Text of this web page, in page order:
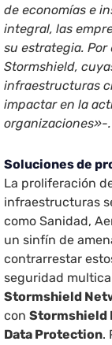
de economías e
integral, las
su estrategia.
Stormshield,
infraestructuras
impactar en la
organizaciones»-.
Soluciones de
La proliferación
infraestructuras
como Sanidad,
un sinfín de
contrarrestar
seguridad
Stormshield
conStormshield
Data Protection.